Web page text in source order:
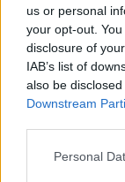
us or personal
your opt-out.
disclosure of
IAB’s list of
also be
Downstream
Personal
Valentì
13 Dicembre
Paul Lock - Love